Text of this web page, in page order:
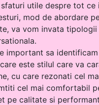
utile despre tot ce
mod de abordare
va vom invata tipologii
important sa
este stilul care va
cu care rezonati cel
cel mai comfortabil
pe calitate si